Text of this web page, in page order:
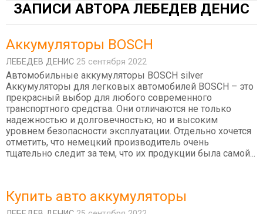
ЗАПИСИ АВТОРА ЛЕБЕДEВ ДЕНИС
Аккумуляторы BOSCH
ЛЕБЕДEВ ДЕНИС 25 сентября 2022
Автомобильные аккумуляторы BOSCH silver
Аккумуляторы для легковых автомобилей BOSCH – это
прекрасный выбор для любого современного
транспортного средства. Они отличаются не только
надежностью и долговечностью, но и высоким
уровнем безопасности эксплуатации. Отдельно хочется
отметить, что немецкий производитель очень
тщательно следит за тем, что их продукции была самой...
Купить авто аккумуляторы